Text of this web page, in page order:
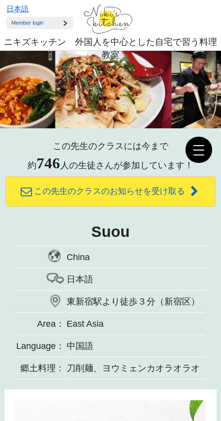
ニキズキッチン 外国人を中心とした自宅で習う料理
教室
日本語
Member login
この先生のクラスには今まで
約746 人の生徒さんが参加しています！
この先生のクラスのお知らせを受け取る
Suou
China
日本語
東新宿駅より徒歩３分（新宿区）
Area： East Asia
Language： 中国語
郷土料理： 刀削麺、ヨウミェンカオラオラオ